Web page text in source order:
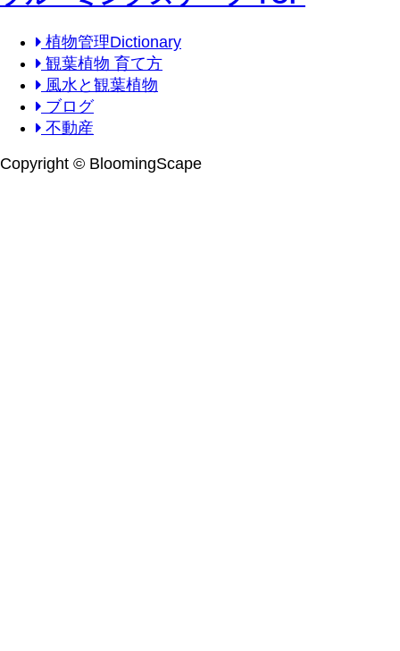
植物管理Dictionary
観葉植物 育て方
風水と観葉植物
ブログ
不動産
Copyright © BloomingScape